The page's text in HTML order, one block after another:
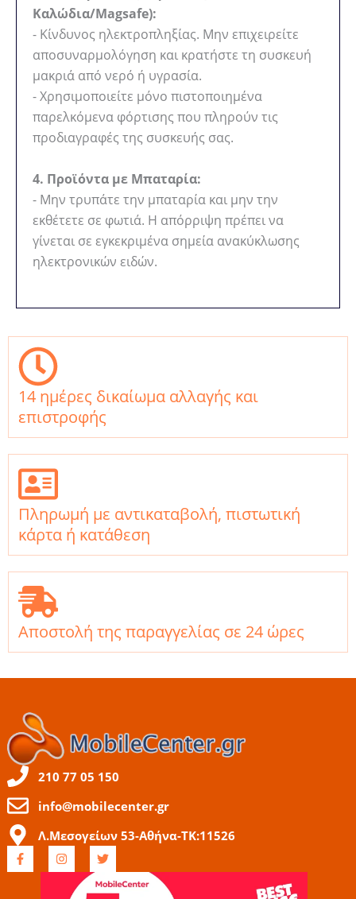
Καλώδια/Magsafe):
- Κίνδυνος ηλεκτροπληξίας. Μην επιχειρείτε
αποσυναρμολόγηση και κρατήστε τη συσκευή
μακριά από νερό ή υγρασία.
- Χρησιμοποιείτε μόνο πιστοποιημένα
παρελκόμενα φόρτισης που πληρούν τις
προδιαγραφές της συσκευής σας.
4. Προϊόντα με Μπαταρία:
- Μην τρυπάτε την μπαταρία και μην την
εκθέτετε σε φωτιά. Η απόρριψη πρέπει να
γίνεται σε εγκεκριμένα σημεία ανακύκλωσης
ηλεκτρονικών ειδών.
14 ημέρες δικαίωμα αλλαγής και
επιστροφής
Πληρωμή με αντικαταβολή, πιστωτική
κάρτα ή κατάθεση
Αποστολή της παραγγελίας σε 24 ώρες
210 77 05 150
info@mobilecenter.gr
Λ.Μεσογείων 53-Αθήνα-ΤΚ:11526
F
a
c
I
n
s
T
w
t